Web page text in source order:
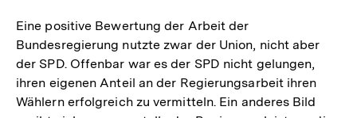
Eine positive Bewertung der Arbeit der
Bundesregierung nutzte zwar der Union, nicht aber
der SPD. Offenbar war es der SPD nicht gelungen,
ihren eigenen Anteil an der Regierungsarbeit ihren
Wählern erfolgreich zu vermitteln. Ein anderes Bild